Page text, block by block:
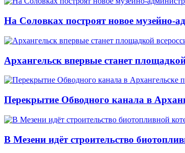
На Соловках построят новое музейно-
Архангельск впервые станет
Перекрытие Обводного канала в
В Мезени идёт строительство